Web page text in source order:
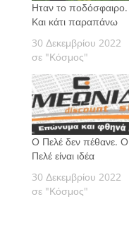
Ηταν το ποδόσφαιρο.
Και κάτι παραπάνω
30 Δεκεμβρίου 2022
σε "Κόσμος"
Ο Πελέ δεν πέθανε. Ο
Πελέ είναι ιδέα
30 Δεκεμβρίου 2022
σε "Κόσμος"